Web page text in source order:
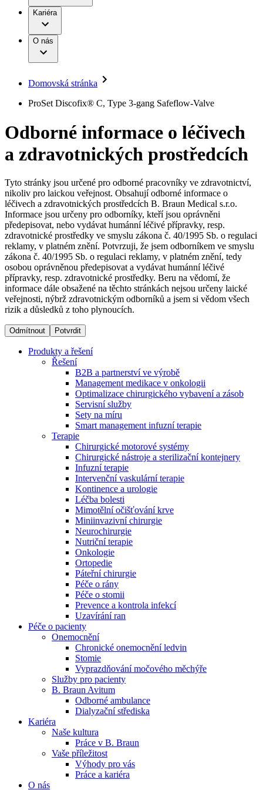
Léčba bolesti
Mimotělní očišťování krve
Neurochirurgie
Onkologie
Ortopedie
Páteřní chirurgie
Péče o rány
Prevence a kontrola infekcí
Uzavírání ran
Řešení
Terapie
Produktový katalog​
Objevte naše produkty. Navštivte produktový katalog B.
Braun s našim kompletním produktovým portfoliem.
Onemocnění
B. Braun Avitum
Dialyzační střediska​
B. Braun Avitum poskytuje kvalitní dialyzační péči ve všech
svých střediscích v České republice. Více informací se
dozvíte na stránkách jednotlivých středisek.
Odborné ambulance
Naše specializované ambulance jsou tu pro vás. Zvolte
specializaci a město, které potřebujete, a objednejte se do naší
ambulance.
Práce a kariéra
Naše kultura
Vaše příležitost​
Nabídky pracovních míst
Objevte své kariérní příležitosti ​v B. Braun. Vyhledejte náš trh
práce​ pro zajímavé pozice.​
Odpovědnost
Média
Tiskové zprávy
Kontakt
Kontaktní formulář
Registrace k odběru newsletteru
Odpovědnost
Média
Kontakt
Zůstaňte v dialogu s B. Braun. ​Kontaktujte nás.​
Kariéra
O nás
Domovská stránka
ProSet Discofix® C, Type 3-gang Safeflow-Valve
Odborné informace o léčivech
a zdravotnických prostředcích
Tyto stránky jsou určené pro odborné pracovníky ve zdravotnictví,
nikoliv pro laickou veřejnost. Obsahují odborné informace o
léčivech a zdravotnických prostředcích B. Braun Medical s.r.o.
Informace jsou určeny pro odborníky, kteří jsou oprávněni
předepisovat, nebo vydávat humánní léčivé přípravky, resp.
zdravotnické prostředky ve smyslu zákona č. 40/1995 Sb. o regulaci
reklamy, v platném znění. Potvrzuji, že jsem odborníkem ve smyslu
zákona č. 40/1995 Sb. o regulaci reklamy, v platném znění, tedy
osobou oprávněnou předepisovat a vydávat humánní léčivé
přípravky, resp. zdravotnické prostředky. Beru na vědomí, že
informace dále obsažené na těchto stránkách nejsou určeny laické
veřejnosti, nýbrž zdravotnickým odborníků a jsem si vědom všech
rizik a důsledků z toho plynoucích.
Odmítnout Potvrdit
Produkty a řešení
Řešení
B2B a partnerství ve výrobě
Management medikace v onkologii
Optimalizace chirurgického vybavení a zásob
Servisní služby
Sety na míru
Smart management infuzní terapie​
Terapie
Chirurgické motorové systémy
Chirurgické nástroje a sterilizační kontejnery
Infuzní terapie
Intervenční vaskulární terapie
Kontinence a urologie
Léčba bolesti
Mimotělní očišťování krve
Miniinvazivní chirurgie
Neurochirurgie
Nutriční terapie
Onkologie
Ortopedie
Páteřní chirurgie
Péče o rány
Péče o stomii
Prevence a kontrola infekcí
Uzavírání ran
Péče o pacienty
Onemocnění
Chronické onemocnění ledvin
Stomie
Vyprazdňování močového měchýře
Služby pro pacienty
B. Braun Avitum
Odborné ambulance
Dialyzační střediska
Kariéra
Naše kultura
Práce v B. Braun
Vaše příležitost​
Výhody pro vás
Práce a kariéra
O nás